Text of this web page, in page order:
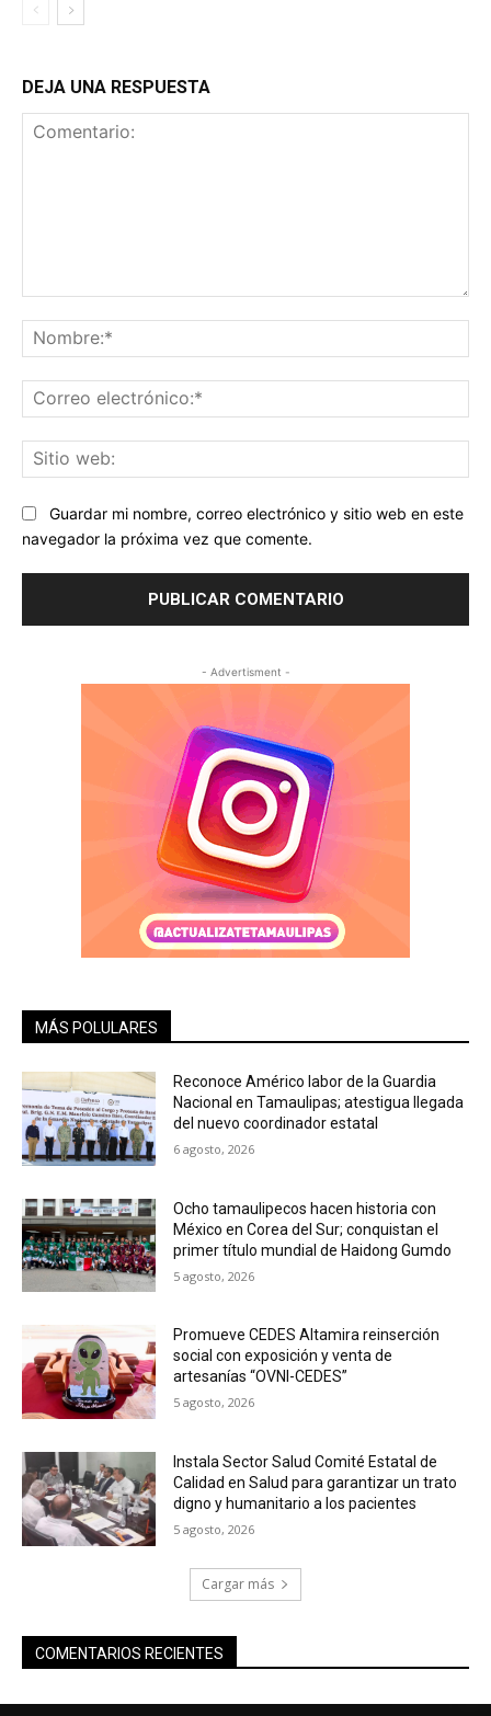
DEJA UNA RESPUESTA
Guardar mi nombre, correo electrónico y sitio web en este
navegador la próxima vez que comente.
- Advertisment -
MÁS POLULARES
Reconoce Américo labor de la Guardia
Nacional en Tamaulipas; atestigua llegada
del nuevo coordinador estatal
6 agosto, 2026
Ocho tamaulipecos hacen historia con
México en Corea del Sur; conquistan el
primer título mundial de Haidong Gumdo
5 agosto, 2026
Promueve CEDES Altamira reinserción
social con exposición y venta de
artesanías “OVNI-CEDES”
5 agosto, 2026
Instala Sector Salud Comité Estatal de
Calidad en Salud para garantizar un trato
digno y humanitario a los pacientes
5 agosto, 2026
Cargar más
COMENTARIOS RECIENTES